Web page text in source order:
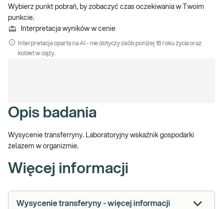
Wybierz punkt pobrań, by zobaczyć czas oczekiwania w Twoim
punkcie.
Interpretacja wyników w cenie
Interpretacja oparta na AI - nie dotyczy osób poniżej 18 roku życia oraz
kobiet w ciąży.
Opis badania
Wysycenie transferryny. Laboratoryjny wskaźnik gospodarki
żelazem w organizmie.
Więcej informacji
Wysycenie transferyny - więcej informacji